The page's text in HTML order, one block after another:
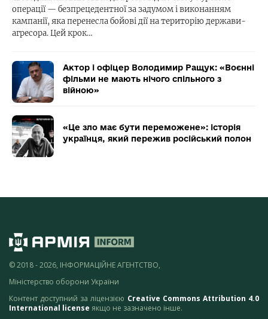
операції — безпрецедентної за задумом і виконанням
кампанії, яка перенесла бойові дії на територію держави-
агресора. Цей крок…
Актор і офіцер Володимир Ращук: «Воєнні
фільми не мають нічого спільного з
війною»
«Це зло має бути переможене»: історія
українця, який пережив російський полон
© 2018 - 2026, ІНФОРМАЦІЙНЕ АГЕНТСТВО,
Міністерство оборони України
Контент доступний за ліцензією Creative Commons Attribution 4.0
International license якщо не зазначено інше.